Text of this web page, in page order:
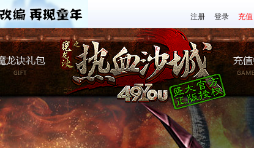
注册 登录 充值